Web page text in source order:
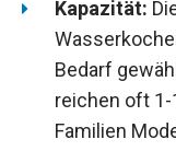
Kapazität:
Bedarf
reichen oft 1-
Familien